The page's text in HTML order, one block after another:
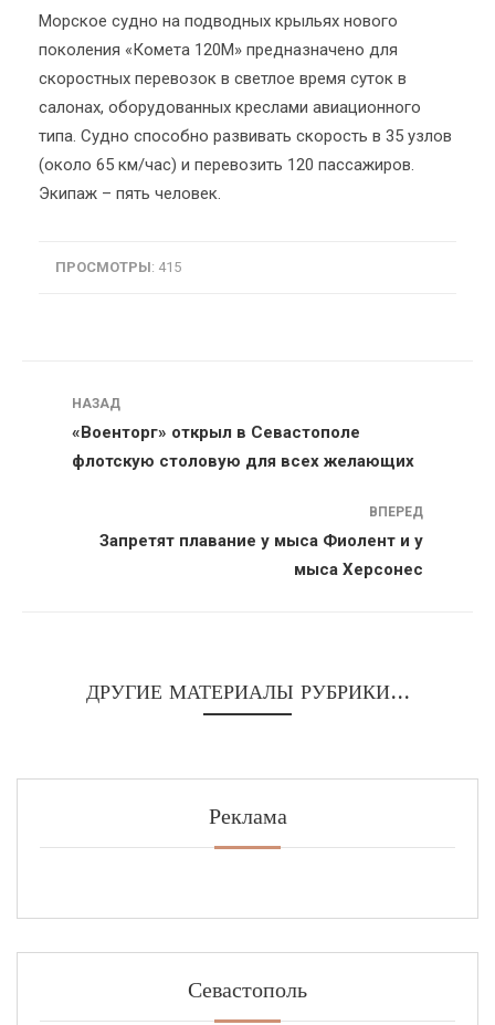
Морское судно на подводных крыльях нового
поколения «Комета 120М» предназначено для
скоростных перевозок в светлое время суток в
салонах, оборудованных креслами авиационного
типа. Судно способно развивать скорость в 35 узлов
(около 65 км/час) и перевозить 120 пассажиров.
Экипаж – пять человек.
ПРОСМОТРЫ: 415
Навигация
НАЗАД
«Военторг» открыл в Севастополе
флотскую столовую для всех желающих
ВПЕРЕД
Запретят плавание у мыса Фиолент и у
мыса Херсонес
ДРУГИЕ МАТЕРИАЛЫ РУБРИКИ...
Реклама
Севастополь